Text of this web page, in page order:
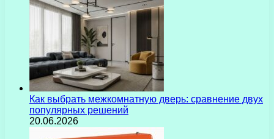
Как выбрать межкомнатную дверь: сравнение двух
популярных решений
20.06.2026